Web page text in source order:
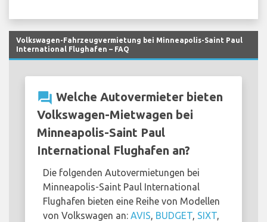
Volkswagen-Fahrzeugvermietung bei Minneapolis-Saint Paul
International Flughafen – FAQ
question_answer Welche Autovermieter bieten
Volkswagen-Mietwagen bei
Minneapolis-Saint Paul
International Flughafen an?
Die folgenden Autovermietungen bei
Minneapolis-Saint Paul International
Flughafen bieten eine Reihe von Modellen
von Volkswagen an: AVIS, BUDGET, SIXT,